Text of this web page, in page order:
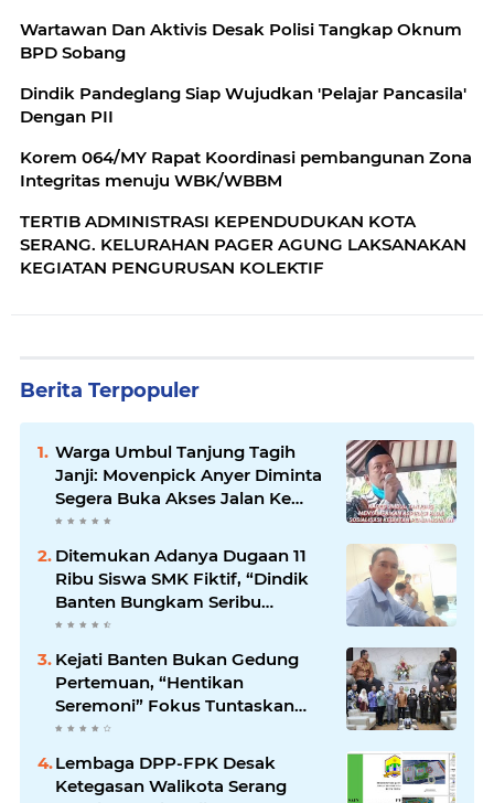
Wartawan Dan Aktivis Desak Polisi Tangkap Oknum
BPD Sobang
Dindik Pandeglang Siap Wujudkan 'Pelajar Pancasila'
Dengan PII
Korem 064/MY Rapat Koordinasi pembangunan Zona
Integritas menuju WBK/WBBM
TERTIB ADMINISTRASI KEPENDUDUKAN KOTA
SERANG. KELURAHAN PAGER AGUNG LAKSANAKAN
KEGIATAN PENGURUSAN KOLEKTIF
Berita Terpopuler
Warga Umbul Tanjung Tagih
Janji: Movenpick Anyer Diminta
Segera Buka Akses Jalan Ke
Pantai
Ditemukan Adanya Dugaan 11
Ribu Siswa SMK Fiktif, “Dindik
Banten Bungkam Seribu
Bahasa”
Kejati Banten Bukan Gedung
Pertemuan, “Hentikan
Seremoni” Fokus Tuntaskan
Korupsi!
Lembaga DPP-FPK Desak
Ketegasan Walikota Serang